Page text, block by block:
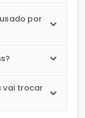
por
vai trocar